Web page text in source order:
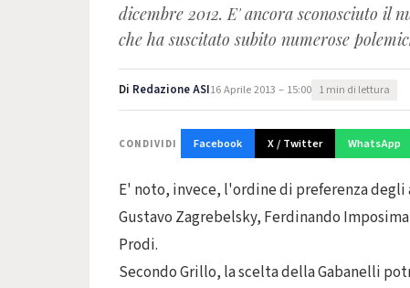
dicembre 2012. E' ancora sconosciuto il
che ha suscitato subito numerose
Di Redazione ASI16 Aprile 2013 – 15:00 1 min di lettura
CONDIVIDI Facebook X / Twitter WhatsApp
E' noto, invece, l'ordine di preferenza
Gustavo Zagrebelsky, Ferdinando
Prodi.
Secondo Grillo, la scelta della Gabanelli